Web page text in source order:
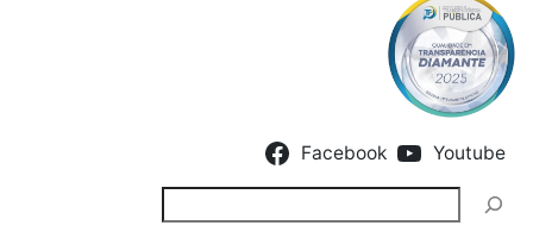
Facebook Youtube